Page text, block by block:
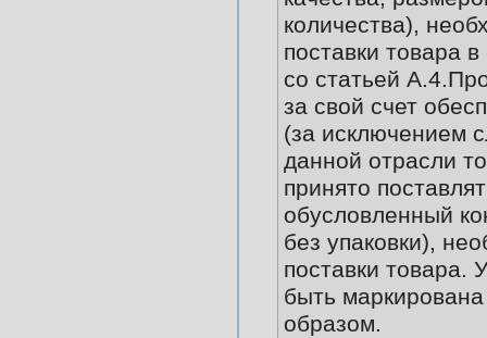
количества),
поставки товара в
со статьей
за свой счет
(за исключением
данной отрасли
принято
обусловленный
без упаковки),
поставки товара.
быть
образом.